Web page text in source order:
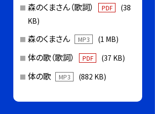
森のくまさん（歌詞） PDF
(38
KB)
森のくまさん MP3 (1 MB)
体の歌（歌詞） PDF (37 KB)
体の歌 MP3 (882 KB)